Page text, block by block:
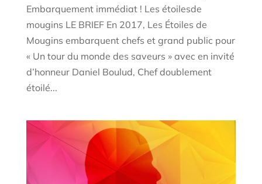
Embarquement immédiat ! Les étoilesde
mougins LE BRIEF En 2017, Les Étoiles de
Mougins embarquent chefs et grand public pour
« Un tour du monde des saveurs » avec en invité
d’honneur Daniel Boulud, Chef doublement
étoilé...